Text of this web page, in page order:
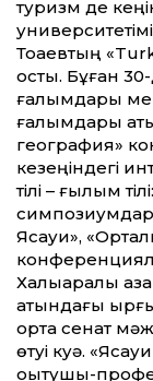
туризм де
Тоқаевтың
қосты. Бұған
ғалымдары мен
ғалымдары
география»
кезеңіндегі
тілі – ғылым
Ясауи»,
Халықаралық
атындағы
ортақ сенат
өтуі куә.
оқытушы-